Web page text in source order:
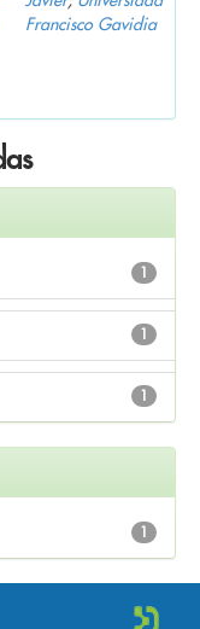
Francisco Gavidia
1
1
1
1